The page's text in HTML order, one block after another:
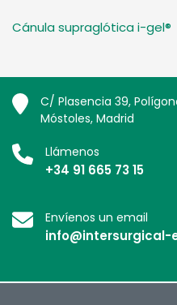
Cánula supraglótica i-gel®
C/ Plasencia 39,
Móstoles, Madrid
Llámenos
+34 91 665 73 15
Envíenos un email
info@intersurgical-